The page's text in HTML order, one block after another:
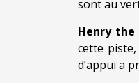
sont au
Henry
cette
d’appui a